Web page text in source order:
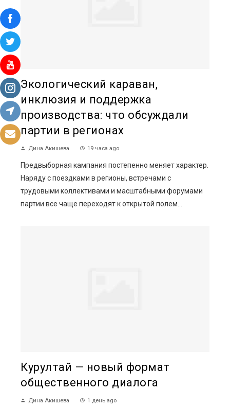
Экологический караван,
инклюзия и поддержка
производства: что обсуждали
партии в регионах
Дина Акишева 19 часа ago
Предвыборная кампания постепенно меняет характер.
Наряду с поездками в регионы, встречами с
трудовыми коллективами и масштабными форумами
партии все чаще переходят к открытой полем...
Курултай — новый формат
общественного диалога
Дина Акишева 1 день ago